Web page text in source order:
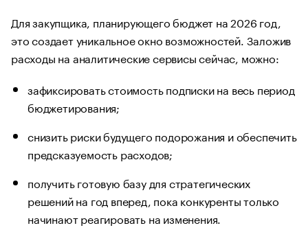
Для закупщика, планирующего бюджет на 2026 год,
это создает уникальное окно возможностей. Заложив
расходы на аналитические сервисы сейчас, можно:
зафиксировать стоимость подписки на весь период
бюджетирования;
снизить риски будущего подорожания и обеспечить
предсказуемость расходов;
получить готовую базу для стратегических
решений на год вперед, пока конкуренты только
начинают реагировать на изменения.